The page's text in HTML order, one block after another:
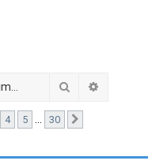
Rechercher
4 5 … 30